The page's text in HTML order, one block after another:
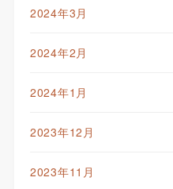
2024年3月
2024年2月
2024年1月
2023年12月
2023年11月